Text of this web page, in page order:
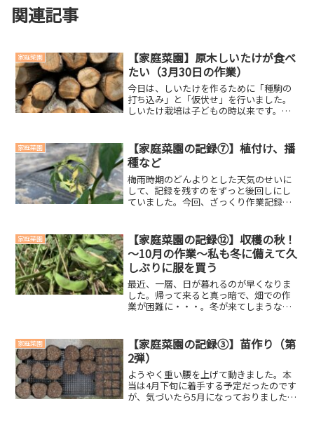
関連記事
家庭菜園
【家庭菜園】原木しいたけが食べ
たい（3月30日の作業）
今日は、しいたけを作るために「種駒の
打ち込み」と「仮伏せ」を行いました。
しいたけ栽培は子どもの時以来です。子
イバー ドリル（径9mm） トンカチ ブル
ーシート以上を準...
家庭菜園
【家庭菜園の記録⑦】植付け、播
種など
梅雨時期のどんよりとした天気のせいに
して、記録を残すのをずっと後回しにし
ていました。今回、ざっくり作業記録を
～。今年は良い感じの苗を作ることがで
きました。6/5 ...
家庭菜園
【家庭菜園の記録⑫】収穫の秋！
～10月の作業～私も冬に備えて久
しぶりに服を買う
最近、一層、日が暮れるのが早くなりま
した。帰って来ると真っ暗で、畑での作
業が困難に・・・。冬が来てしまうなぁ
た。かなしい(ノД`)・゜・。栄養の偏り
なのか、なんな...
家庭菜園
【家庭菜園の記録③】苗作り（第
2弾）
ようやく重い腰を上げて動きました。本
当は4月下旬に着手する予定だったのです
が、気づいたら5月になっておりました。